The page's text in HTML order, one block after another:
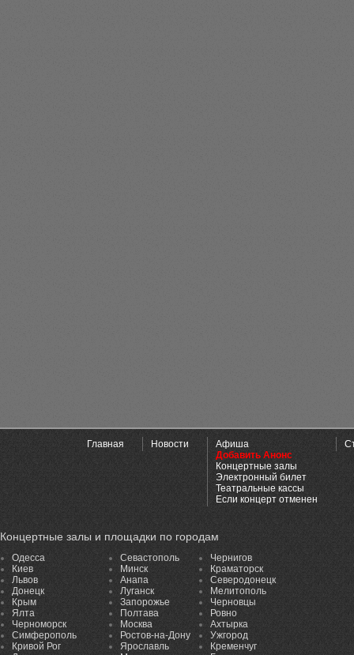
Главная Новости
Афиша
Добавить Анонс
Концертные залы
Электронный билет
Театральные кассы
Если концерт отменен
Концертные залы и площадки по городам
Одесса
Киев
Львов
Донецк
Крым
Ялта
Черноморск
Симферополь
Кривой Рог
Севастополь
Минск
Анапа
Луганск
Запорожье
Полтава
Москва
Ростов-на-Дону
Ярославль
Чернигов
Краматорск
Северодонецк
Мелитополь
Черновцы
Ровно
Ахтырка
Ужгород
Кременчуг